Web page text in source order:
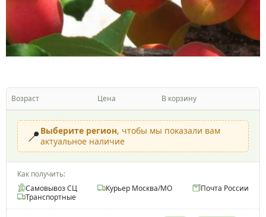
Возраст Цена В корзину
📍 Выберите регион, чтобы мы показали вам
актуальное наличие
Как получить:
Самовывоз СЦ
Курьер Москва/МО
Почта России
Транспортные